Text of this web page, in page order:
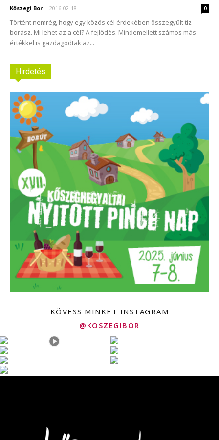
Kőszegi Bor - 2016-02-18 0
Történt nemrég, hogy egy közös cél érdekében összegyűlt tíz
borász. Mi lehet az a cél? A fejlődés. Mindemellett számos más
értékkel is gazdagodtak az...
Hirdetés
KÖVESS MINKET INSTAGRAM
@KOSZEGIBOR